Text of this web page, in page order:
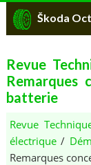
Škoda
Revue
Remarques
batterie
Revue
électrique/
Remarques